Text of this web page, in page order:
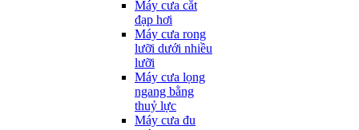
Máy cưa cắt
đạp hơi
Máy cưa rong
lưỡi dưới nhiều
lưỡi
Máy cưa lọng
ngang bằng
thuỷ lực
Máy cưa đu